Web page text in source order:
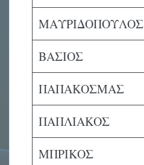
ΜΑΥΡΙΔΟΠΟΥΛΟΣ
ΒΑΣΙΟΣ
ΠΑΠΑΚΟΣΜΑΣ
ΠΑΠΛΙΑΚΟΣ
ΜΠΡΙΚΟΣ